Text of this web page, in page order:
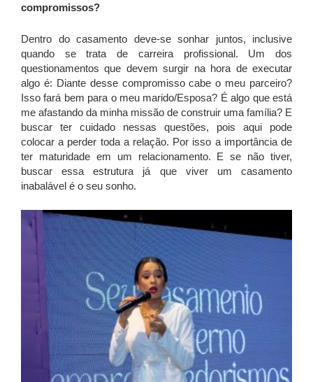
compromissos?
Dentro do casamento deve-se sonhar juntos, inclusive
quando se trata de carreira profissional. Um dos
questionamentos que devem surgir na hora de executar
algo é: Diante desse compromisso cabe o meu parceiro?
Isso fará bem para o meu marido/Esposa? É algo que está
me afastando da minha missão de construir uma família? E
buscar ter cuidado nessas questões, pois aqui pode
colocar a perder toda a relação. Por isso a importância de
ter maturidade em um relacionamento. E se não tiver,
buscar essa estrutura já que viver um casamento
inabalável é o seu sonho.